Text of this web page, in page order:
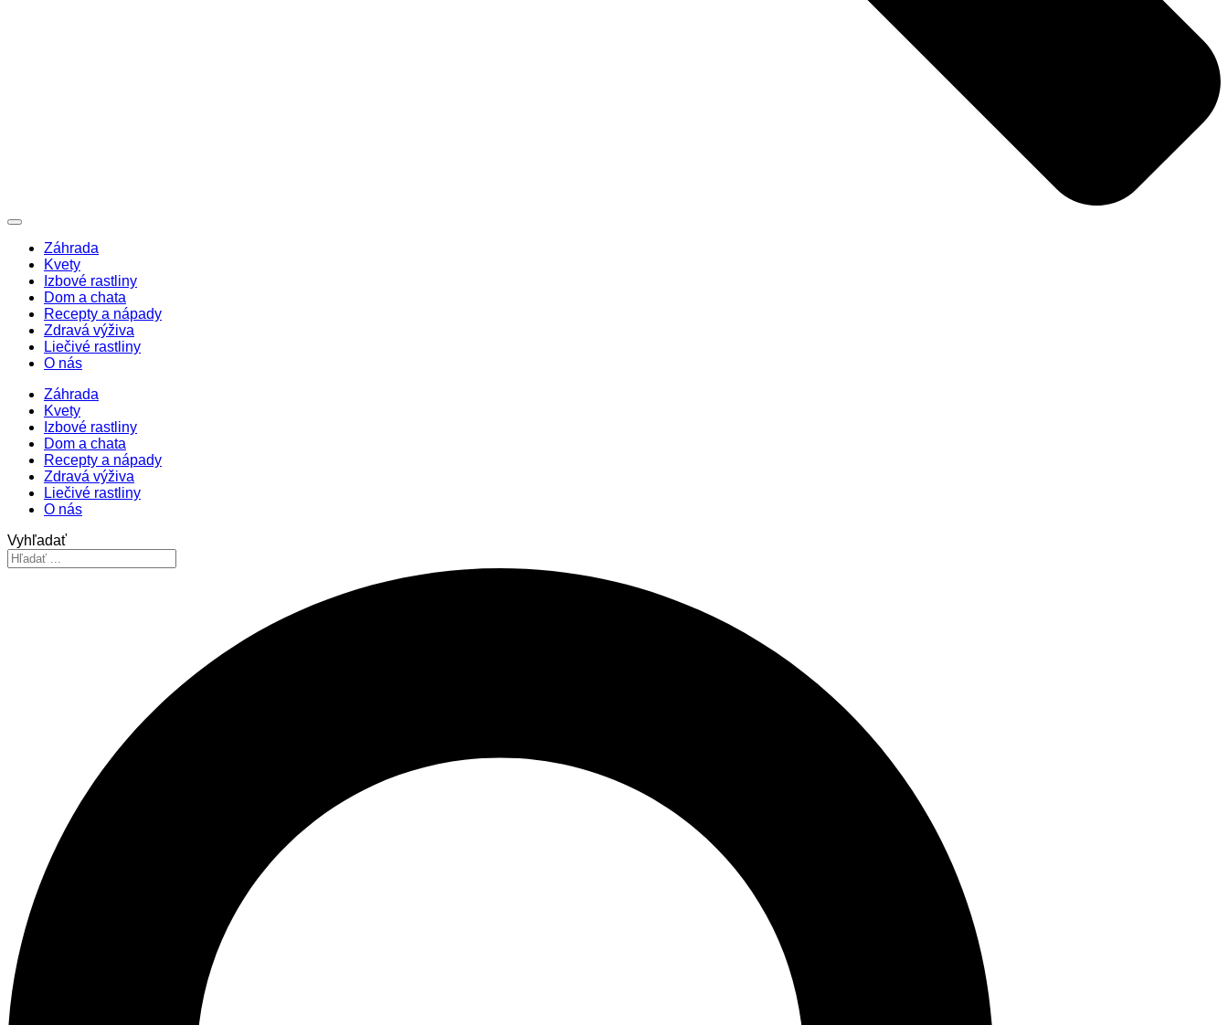
Záhrada
Kvety
Izbové rastliny
Dom a chata
Recepty a nápady
Zdravá výživa
Liečivé rastliny
O nás
Záhrada
Kvety
Izbové rastliny
Dom a chata
Recepty a nápady
Zdravá výživa
Liečivé rastliny
O nás
Vyhľadať